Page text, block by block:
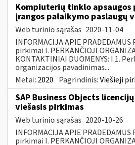
Kompiuterių tinklo apsaugos
įrangos palaikymo paslaugų
Web turinio sąrašas 2020-11-04
INFORMACIJA APIE
pirkimai I. PERKANČIOJI
KONTAKTINIAI DUOMENYS: I.1.
organizacijos pavadinimas...
Metai: 2020 Pagrindinis:Viešieji
SAP Business Objects
viešasis pirkimas
Web turinio sąrašas 2020-10-26
INFORMACIJA APIE
pirkimai I. PERKANČIOJI